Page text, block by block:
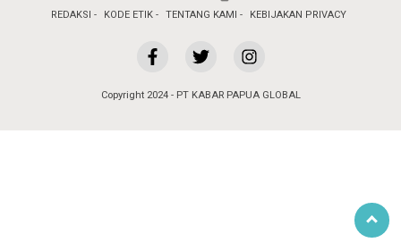
REDAKSI KODE ETIK TENTANG KAMI KEBIJAKAN PRIVACY
Copyright 2024 - PT KABAR PAPUA GLOBAL